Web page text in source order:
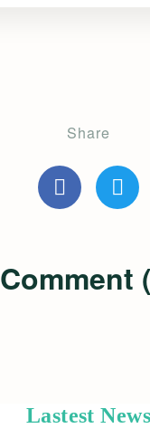
Share
Comment
Lastest News